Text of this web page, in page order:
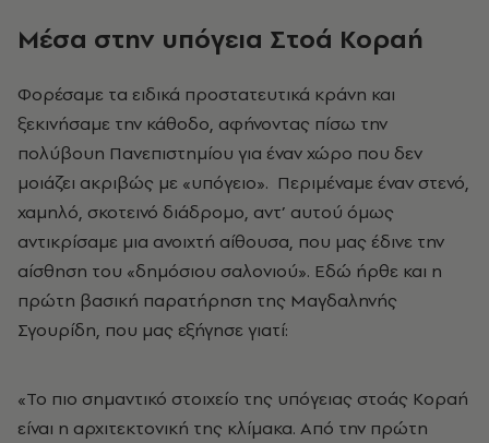
Μέσα στην υπόγεια Στοά Κοραή
Φορέσαμε τα ειδικά προστατευτικά κράνη και
ξεκινήσαμε την κάθοδο, αφήνοντας πίσω την
πολύβουη Πανεπιστημίου για έναν χώρο που δεν
μοιάζει ακριβώς με «υπόγειο». Περιμέναμε έναν στενό,
χαμηλό, σκοτεινό διάδρομο, αντ’ αυτού όμως
αντικρίσαμε μια ανοιχτή αίθουσα, που μας έδινε την
αίσθηση του «δημόσιου σαλονιού». Εδώ ήρθε και η
πρώτη βασική παρατήρηση της Μαγδαληνής
Σγουρίδη, που μας εξήγησε γιατί:
«Το πιο σημαντικό στοιχείο της υπόγειας στοάς Κοραή
είναι η αρχιτεκτονική της κλίμακα. Από την πρώτη